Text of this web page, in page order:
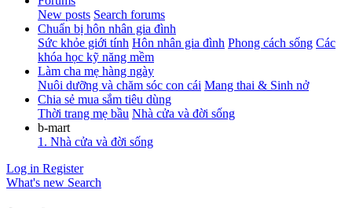
New posts Search forums
Chuẩn bị hôn nhân gia đình
Sức khỏe giới tính Hôn nhân gia đình Phong cách sống Các
khóa học kỹ năng mềm
Làm cha mẹ hàng ngày
Nuôi dưỡng và chăm sóc con cái Mang thai & Sinh nở
Chia sẻ mua sắm tiêu dùng
Thời trang mẹ bầu Nhà cửa và đời sống
b-mart
1. Nhà cửa và đời sống
Log in Register
What's new Search